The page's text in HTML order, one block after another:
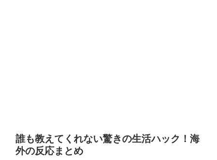
誰も教えてくれない驚きの生活ハック！海
外の反応まとめ